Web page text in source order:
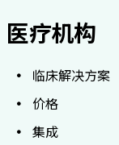
医疗机构
临床解决方案
价格
集成